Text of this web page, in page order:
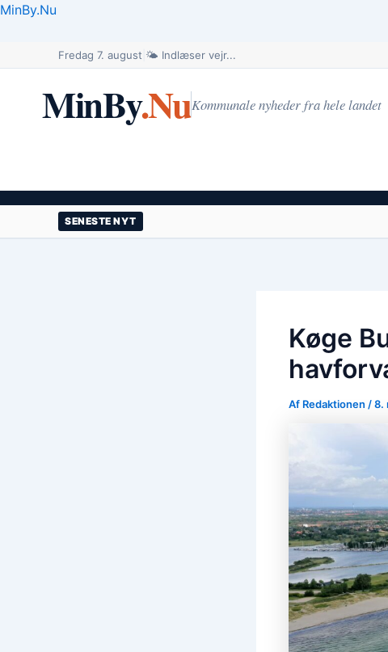
Gå
MinBy.Nu
Fredag 7. august 🌤️ Indlæser vejr...
MinBy.NuKommunale nyheder fra hele landet
SENESTE NYT
Køge
Af Redaktionen /8.